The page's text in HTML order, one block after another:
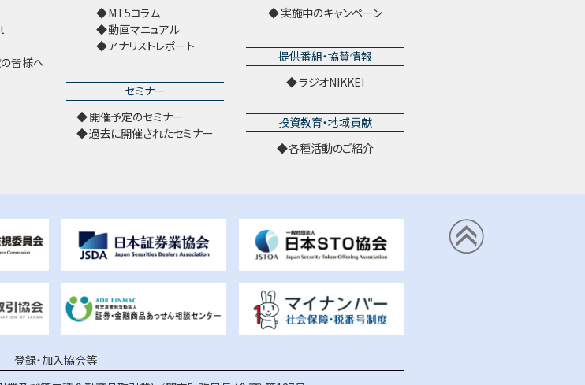
皆様へ
MT5コラム
動画マニュアル
アナリストレポート
セミナー
開催予定のセミナー
過去に開催されたセミナー
実施中のキャンペーン
提供番組・協賛情報
ラジオNIKKEI
投資教育・地域貢献
各種活動のご紹介
登録・加入協会等